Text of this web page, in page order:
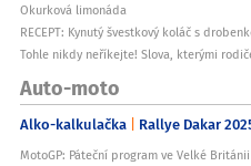
Okurková limonáda
RECEPT: Kynutý švestkový koláč s
Tohle nikdy neříkejte! Slova, kterými
Auto-moto
Alko-kalkulačka Rallye Dakar
MotoGP: Páteční program ve Velké